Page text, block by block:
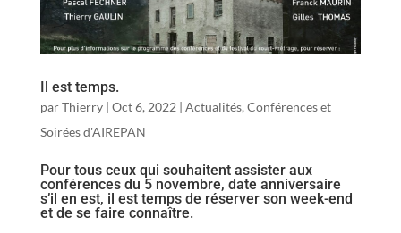
Il est temps.
parThierry| Oct 6, 2022 | Actualités, Conférences et
Soirées d'AIREPAN
Pour tous ceux qui souhaitent assister aux
conférences du 5 novembre, date anniversaire
s’il en est, il est temps de réserver son week-end
et de se faire connaître.